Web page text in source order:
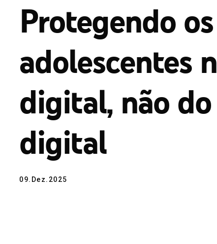
Protegendo os
adolescentes
digital, não
digital
09.Dez.2025